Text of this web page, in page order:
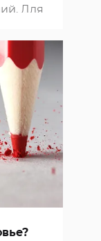
Для